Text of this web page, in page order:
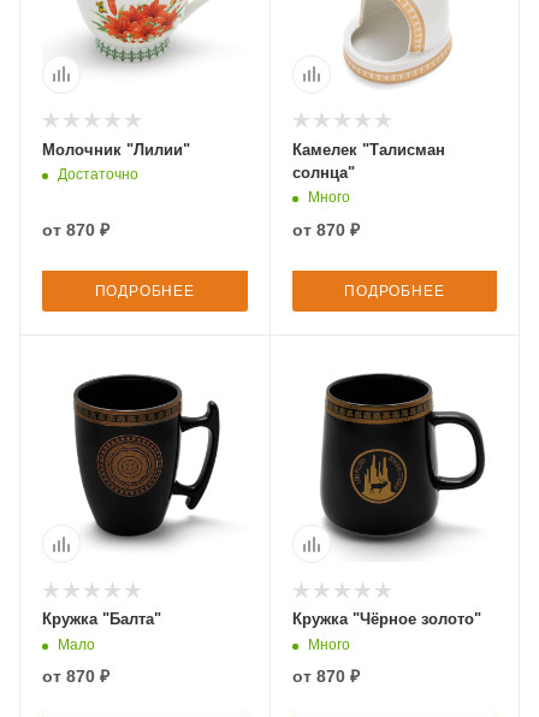
Молочник "Лилии"
Достаточно
от 870 ₽
ПОДРОБНЕЕ
Камелек "Талисман
солнца"
Много
от 870 ₽
ПОДРОБНЕЕ
Кружка "Балта"
Мало
от 870 ₽
Кружка "Чёрное золото"
Много
от 870 ₽